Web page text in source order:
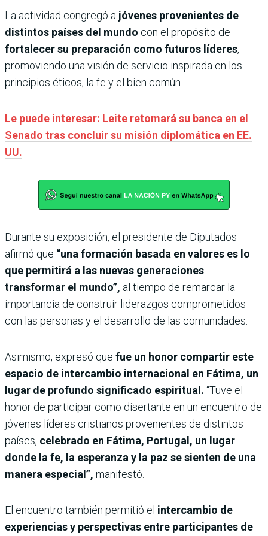
La actividad congregó a jóvenes provenientes de
distintos países del mundo con el propósito de
fortalecer su preparación como futuros líderes,
promoviendo una visión de servicio inspirada en los
principios éticos, la fe y el bien común.
Le puede interesar: Leite retomará su banca en el
Senado tras concluir su misión diplomática en EE.
UU.
Durante su exposición, el presidente de Diputados
afirmó que “una formación basada en valores es lo
que permitirá a las nuevas generaciones
transformar el mundo”, al tiempo de remarcar la
importancia de construir liderazgos comprometidos
con las personas y el desarrollo de las comunidades.
Asimismo, expresó que fue un honor compartir este
espacio de intercambio internacional en Fátima, un
lugar de profundo significado espiritual. “Tuve el
honor de participar como disertante en un encuentro de
jóvenes líderes cristianos provenientes de distintos
países, celebrado en Fátima, Portugal, un lugar
donde la fe, la esperanza y la paz se sienten de una
manera especial”, manifestó.
El encuentro también permitió el intercambio de
experiencias y perspectivas entre participantes de